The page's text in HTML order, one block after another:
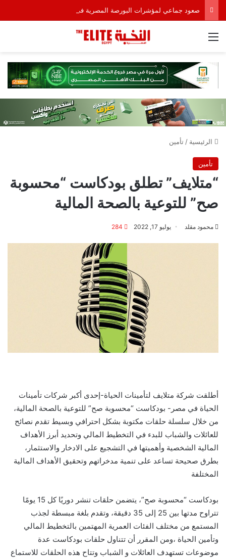
القائمة
الرئيسية /تأمين
تأمين
“متلايف” تطلق بودكاست “محسوبة
صح” للتوعية بالصحة المالية
محمود مقلد يوليو 17, 2022 284
أطلقت شركة متلايف لتأمينات الحياة-إحدى أكبر شركات تأمينات
الحياة في مصر- بودكاست “محسوبة صح” للتوعية بالصحة المالية،
من خلال سلسلة حلقات مكتوبة بشكل احترافي وبسيط تقدم نصائح
للعائلات والشباب للبدء في التخطيط المالي وتحديد أبرز الأهداف
المالية الشخصية وأهميتها في التشجيع على الادخار والاستثمار،
بطرق صحيحة تساعد على تنمية مدخراتهم وتحقيق الأهداف المالية
المختلفة
بودكاست “محسوبة صح”، يتضمن حلقات تنشر دوريًا كل 15 يومًا
تتراوح مدتها بين 25 إلى 35 دقيقة، وتقدم بلغة مبسطة لجذب
المستمع من مختلف الفئات العمرية المهتمين بالتخطيط المالي
وتأمين الحياة ،ومن المقرر أن تتناول حلقات بودكاست عدة
موضوعات تستهدف العائلات و الشباب وتتاح هذه الحلقات للاستماع